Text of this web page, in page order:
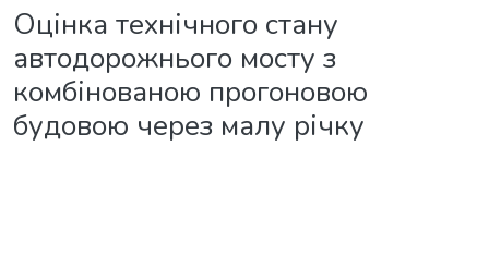
Оцінка технічного стану
автодорожнього мосту з
комбінованою прогоновою
будовою через малу річку